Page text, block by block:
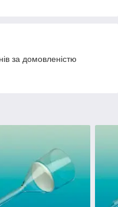
за домовленістю